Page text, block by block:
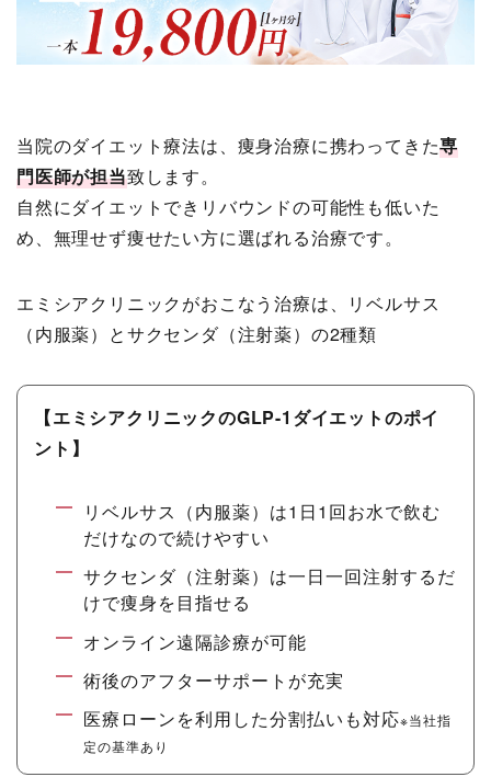
当院のダイエット療法は、痩身治療に携わってきた専
門医師が担当致します。
自然にダイエットできリバウンドの可能性も低いた
め、無理せず痩せたい方に選ばれる治療です。
エミシアクリニックがおこなう治療は、リベルサス
（内服薬）とサクセンダ（注射薬）の2種類
【エミシアクリニックのGLP-1ダイエットのポイ
ント】
リベルサス（内服薬）は1日1回お水で飲む
だけなので続けやすい
サクセンダ（注射薬）は一日一回注射するだ
けで痩身を目指せる
オンライン遠隔診療が可能
術後のアフターサポートが充実
医療ローンを利用した分割払いも対応※当社指
定の基準あり